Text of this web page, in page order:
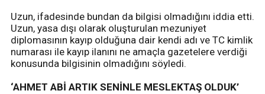
Uzun, ifadesinde bundan da bilgisi olmadığını iddia etti.
Uzun, yasa dışı olarak oluşturulan mezuniyet
diplomasının kayıp olduğuna dair kendi adı ve TC kimlik
numarası ile kayıp ilanını ne amaçla gazetelere verdiği
konusunda bilgisinin olmadığını söyledi.
‘AHMET ABİ ARTIK SENİNLE MESLEKTAŞ OLDUK’